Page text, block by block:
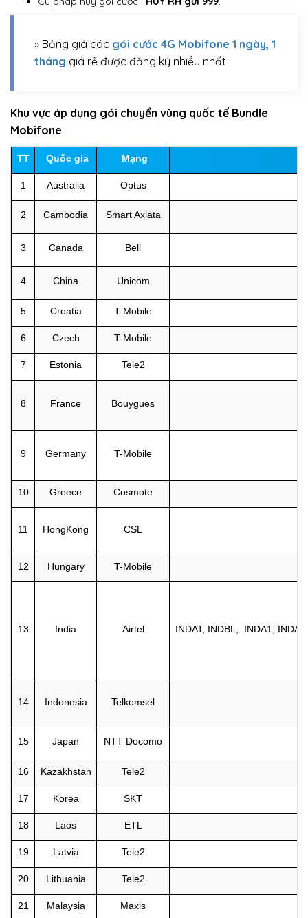
» Bảng giá các gói cước 4G Mobifone 1 ngày, 1
tháng giá rẻ được đăng ký nhiều nhất
Khu vực áp dụng gói chuyển vùng quốc tế Bundle
Mobifone
TT Quốc gia Mạng
1 Australia Optus
2 Cambodia Smart Axiata
3 Canada Bell
4 China Unicom
5 Croatia T-Mobile
6 Czech T-Mobile
7 Estonia Tele2
8 France Bouygues
9 Germany T-Mobile
10 Greece Cosmote
11 HongKong CSL
12 Hungary T-Mobile
13 India Airtel INDAT, INDBL, INDA1,
14 Indonesia Telkomsel
15 Japan NTT Docomo
16 Kazakhstan Tele2
17 Korea SKT
18 Laos ETL
19 Latvia Tele2
20 Lithuania Tele2
21 Malaysia Maxis